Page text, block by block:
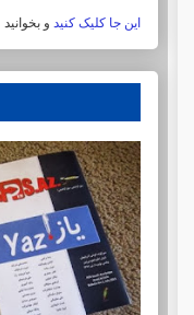
این جا کلیک کنید و بخوانید